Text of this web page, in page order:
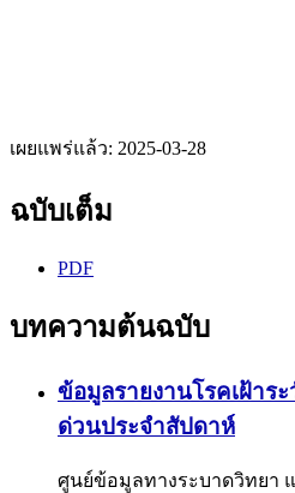
เผยแพร่แล้ว: 2025-03-28
ฉบับเต็ม
PDF
บทความต้นฉบับ
ข้อมูลรายงานโรคเฝ้าร
ด่วนประจำสัปดาห์
ศูนย์ข้อมูลทางระบาดวิทยา